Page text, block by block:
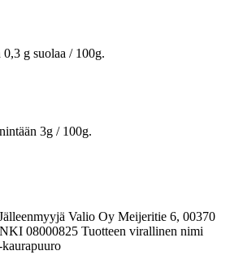
0,3 g suolaa / 100g.
3g / 100g.
Valio Oy Meijeritie 6, 00370
08000825 Tuotteen virallinen nimi